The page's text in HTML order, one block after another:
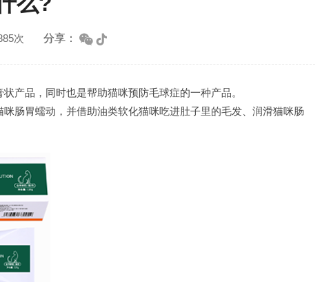
次 分享：
产品，同时也是帮助猫咪预防毛球症的一种产品。
肠胃蠕动，并借助油类软化猫咪吃进肚子里的毛发、润滑猫咪肠